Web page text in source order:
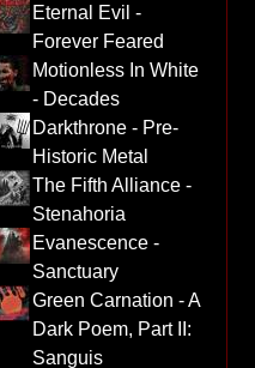
Eternal Evil -
Forever Feared
Motionless In White
- Decades
Darkthrone - Pre-
Historic Metal
The Fifth Alliance -
Stenahoria
Evanescence -
Sanctuary
Green Carnation - A
Dark Poem, Part II:
Sanguis